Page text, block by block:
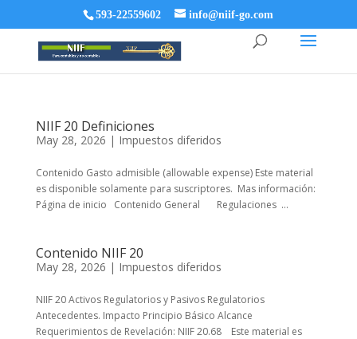
593-22559602 info@niif-go.com
NIIF 20 Definiciones
May 28, 2026 | Impuestos diferidos
Contenido Gasto admisible (allowable expense) Este material
es disponible solamente para suscriptores. Mas información:
Página de inicio Contenido General Regulaciones ...
Contenido NIIF 20
May 28, 2026 | Impuestos diferidos
NIIF 20 Activos Regulatorios y Pasivos Regulatorios
Antecedentes. Impacto Principio Básico Alcance
Requerimientos de Revelación: NIIF 20.68 Este material es